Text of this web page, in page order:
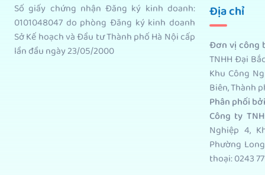
Số giấy chứng nhận Đăng ký kinh doanh:
0101048047 do phòng Đăng ký kinh doanh
Sở Kế hoạch và Đầu tư Thành phố Hà Nội cấp
lần đầu ngày 23/05/2000
Địa chỉ
Đơn vị công
TNHH Đại
Khu Công
Biên, Thành
Phân phối bởi
Công ty
Nghiệp 4,
Phường
thoại: 0243